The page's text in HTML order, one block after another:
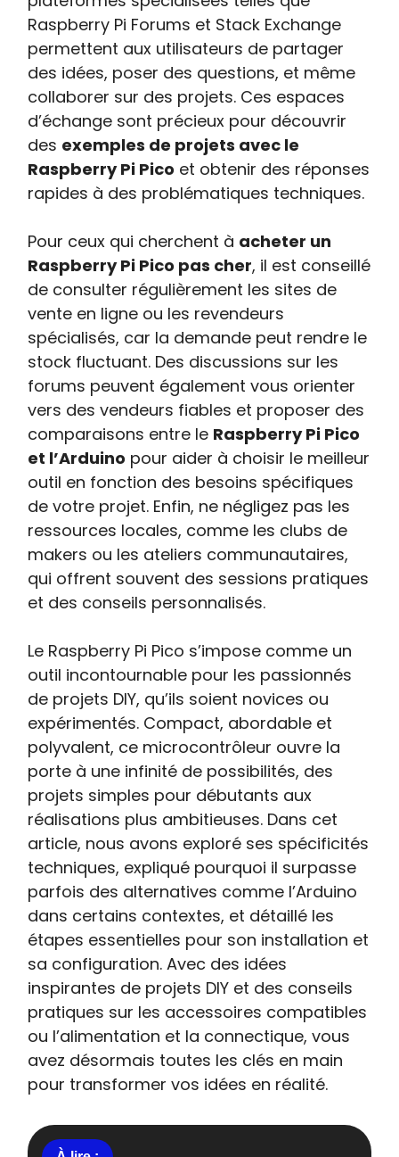
Raspberry Pi Forums et Stack Exchange
permettent aux utilisateurs de partager
des idées, poser des questions, et même
collaborer sur des projets. Ces espaces
d’échange sont précieux pour découvrir
des exemples de projets avec le
Raspberry Pi Pico et obtenir des réponses
rapides à des problématiques techniques.
Pour ceux qui cherchent à acheter un
Raspberry Pi Pico pas cher, il est conseillé
de consulter régulièrement les sites de
vente en ligne ou les revendeurs
spécialisés, car la demande peut rendre le
stock fluctuant. Des discussions sur les
forums peuvent également vous orienter
vers des vendeurs fiables et proposer des
comparaisons entre le Raspberry Pi Pico
et l’Arduino pour aider à choisir le meilleur
outil en fonction des besoins spécifiques
de votre projet. Enfin, ne négligez pas les
ressources locales, comme les clubs de
makers ou les ateliers communautaires,
qui offrent souvent des sessions pratiques
et des conseils personnalisés.
Le Raspberry Pi Pico s’impose comme un
outil incontournable pour les passionnés
de projets DIY, qu’ils soient novices ou
expérimentés. Compact, abordable et
polyvalent, ce microcontrôleur ouvre la
porte à une infinité de possibilités, des
projets simples pour débutants aux
réalisations plus ambitieuses. Dans cet
article, nous avons exploré ses spécificités
techniques, expliqué pourquoi il surpasse
parfois des alternatives comme l’Arduino
dans certains contextes, et détaillé les
étapes essentielles pour son installation et
sa configuration. Avec des idées
inspirantes de projets DIY et des conseils
pratiques sur les accessoires compatibles
ou l’alimentation et la connectique, vous
avez désormais toutes les clés en main
pour transformer vos idées en réalité.